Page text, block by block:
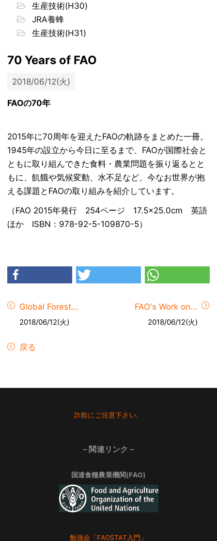
生産技術(H30)
JRA養蜂
生産技術(H31)
70 Years of FAO
2018/06/12(火)
FAOの70年
2015年に70周年を迎えたFAOの軌跡をまとめた一冊。
1945年の設立から今日に至るまで、FAOが国際社会と
ともに取り組んできた食料・農業問題を振り返るとと
もに、飢餓や気候変動、水不足など、今なお世界が抱
える課題とFAOの取り組みを紹介しています。
（FAO 2015年発行 254ページ 17.5×25.0cm 英語
ほか ISBN：978-92-5-109870-5）
Global Forest...
2018/06/12(火)
FAO's Work on...
2018/06/12(火)
戻る
詐欺にご注意下さい。
－関連リンク－
国連食糧農業機関(FAO)
勉強会「FAOSTAT入門」